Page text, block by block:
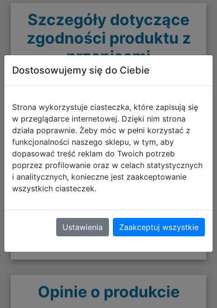
Szczegóły dotyczące
zgodności produktu z
przepisami
Dane producenta
Flashpoint Germany GmbH
Niemcy / Germany
22419
Hamburg
Langenhorner Chaussee 602
Gpsr@flashpoint.de
Ostrzeżenia - GRY WIDEO
pobierz plik
Opinie o produkcie
Dostosowujemy się do Ciebie
Strona wykorzystuje ciasteczka, które zapisują się
w przeglądarce internetowej. Dzięki nim strona
działa poprawnie. Żeby móc w pełni korzystać z
funkcjonalności naszego sklepu, w tym, aby
dopasować treść reklam do Twoich potrzeb
poprzez profilowanie oraz w celach statystycznych
i analitycznych, konieczne jest zaakceptowanie
wszystkich ciasteczek.
Ustawienia Zaakceptuj wszystkie